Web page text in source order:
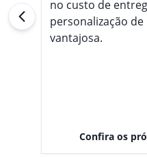
no custo de
personalização
vantajosa.
Confira os